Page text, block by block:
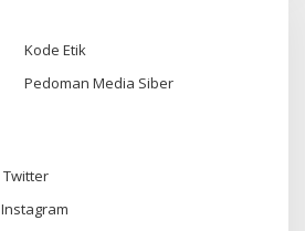
Kode Etik
Pedoman Media Siber
Twitter
Instagram